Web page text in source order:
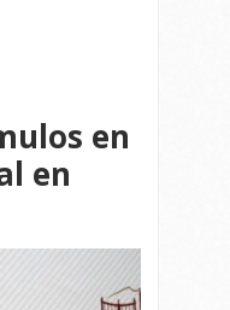
en
en